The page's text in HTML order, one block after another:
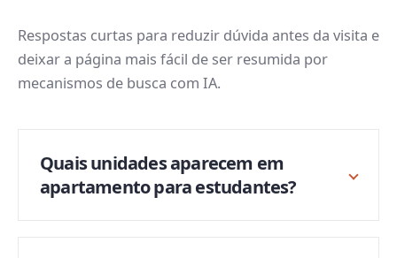
Respostas curtas para reduzir dúvida antes da visita e
deixar a página mais fácil de ser resumida por
mecanismos de busca com IA.
Quais unidades aparecem em
apartamento para estudantes?